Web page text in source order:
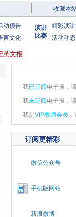
收藏本
动预告
言文化
演讲
比赛
精彩演讲
活动动态
英文报
·我已订阅电子报，
·我未订阅电子报，
·我是VIP教师会员
订阅更精彩
微信公众号
手机版网站
新浪微博